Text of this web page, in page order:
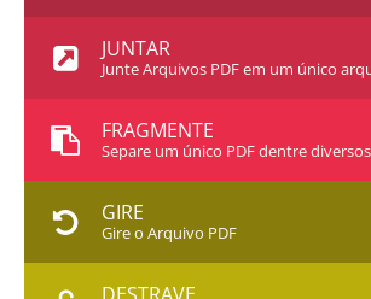
JUNTAR
Junte Arquivos PDF em um único
FRAGMENTE
Separe um único PDF dentre
GIRE
Gire o Arquivo PDF